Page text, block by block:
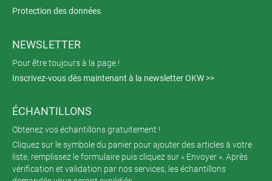
Protection des données
NEWSLETTER
Pour être toujours à la page !
Inscrivez-vous dès maintenant à la newsletter OKW >>
ÉCHANTILLONS
Obtenez vos échantillons gratuitement !
Cliquez sur le symbole du panier pour ajouter des articles à votre
liste, remplissez le formulaire puis cliquez sur « Envoyer ». Après
vérification et validation par nos services, les échantillons